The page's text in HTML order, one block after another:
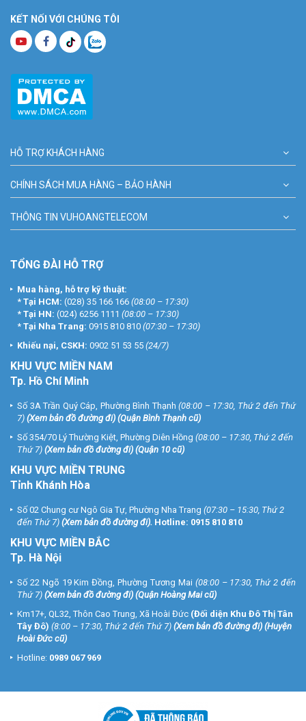
KẾT NỐI VỚI CHÚNG TÔI
HỖ TRỢ KHÁCH HÀNG
CHÍNH SÁCH MUA HÀNG – BẢO HÀNH
THÔNG TIN VUHOANGTELECOM
TỔNG ĐÀI HỖ TRỢ
Mua hàng, hỗ trợ kỹ thuật:
* Tại HCM: (028) 35 166 166 (08:00 – 17:30)
* Tại HN: (024) 6256 1111 (08:00 – 17:30)
* Tại Nha Trang: 0915 810 810 (07:30 – 17:30)
Khiếu nại, CSKH: 0902 51 53 55 (24/7)
KHU VỰC MIỀN NAM
Tp. Hồ Chí Minh
Số 3A Trần Quý Cáp, Phường Bình Thạnh (08:00 – 17:30, Thứ 2 đến Thứ
7) (Xem bản đồ đường đi) (Quận Bình Thạnh cũ)
Số 354/70 Lý Thường Kiệt, Phường Diên Hồng (08:00 – 17:30, Thứ 2 đến
Thứ 7) (Xem bản đồ đường đi) (Quận 10 cũ)
KHU VỰC MIỀN TRUNG
Tỉnh Khánh Hòa
Số 02 Chung cư Ngô Gia Tự, Phường Nha Trang (07:30 – 15:30, Thứ 2
đến Thứ 7) (Xem bản đồ đường đi). Hotline: 0915 810 810
KHU VỰC MIỀN BẮC
Tp. Hà Nội
Số 22 Ngõ 19 Kim Đồng, Phường Tương Mai (08:00 – 17:30, Thứ 2 đến
Thứ 7) (Xem bản đồ đường đi) (Quận Hoàng Mai cũ)
Km17+, QL32, Thôn Cao Trung, Xã Hoài Đức (Đối diện Khu Đô Thị Tân
Tây Đô) (8:00 – 17:30, Thứ 2 đến Thứ 7) (Xem bản đồ đường đi) (Huyện
Hoài Đức cũ)
Hotline: 0989 067 969